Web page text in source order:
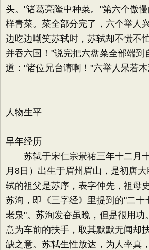
头。"诸葛亮隆中种菜。"第六个傲
样青菜。菜全部分完了，六个举人
边吃边嘲笑苏轼时，苏轼却不慌不
并吞六国！"说完把六盘菜全部端到
道："诸位兄台请啊！"六举人呆若
人物生平
早年经历
苏轼于宋仁宗景祐三年十二月
月8日）出生于眉州眉山，是初唐
轼的祖父是苏序，表字仲先，祖母
苏洵，即《三字经》里提到的"二十
老泉"。苏洵发奋虽晚，但是很用功
意为车前的扶手，取其默默无闻却
缺之意。苏轼生性放达，为人率真